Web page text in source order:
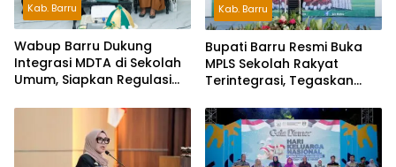
Kab. Barru
Wabup Barru Dukung
Integrasi MDTA di Sekolah
Umum, Siapkan Regulasi
Kab. Barru
Bupati Barru Resmi Buka
MPLS Sekolah Rakyat
Terintegrasi, Tegaskan
Depan Generasi